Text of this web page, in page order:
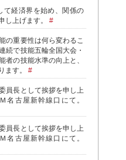
経済界を始め、関係の
し上げます。 #
の重要性は何ら変わるこ
続で技能五輪全国大会・
者の技能水準の向上と、
ます。 #
員長として挨拶を申し上
名古屋新幹線口にて。
員長として挨拶を申し上
名古屋新幹線口にて。